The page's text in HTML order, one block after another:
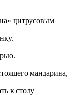
цитрусовым
мандарина,
к столу